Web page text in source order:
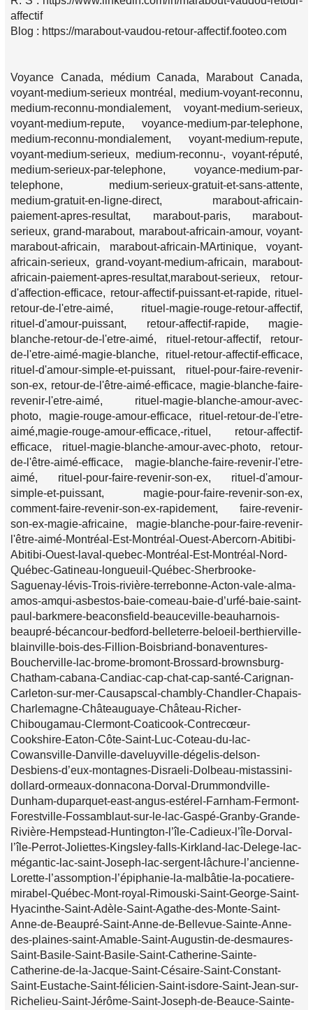
affectif
Blog : https://marabout-vaudou-retour-affectif.footeo.com
Voyance Canada, médium Canada, Marabout Canada,
voyant-medium-serieux montréal, medium-voyant-reconnu,
medium-reconnu-mondialement, voyant-medium-serieux,
voyant-medium-repute, voyance-medium-par-telephone,
medium-reconnu-mondialement, voyant-medium-repute,
voyant-medium-serieux, medium-reconnu-, voyant-réputé,
medium-serieux-par-telephone, voyance-medium-par-
telephone, medium-serieux-gratuit-et-sans-attente,
medium-gratuit-en-ligne-direct, marabout-africain-
paiement-apres-resultat, marabout-paris, marabout-
serieux, grand-marabout, marabout-africain-amour, voyant-
marabout-africain, marabout-africain-MArtinique, voyant-
africain-serieux, grand-voyant-medium-africain, marabout-
africain-paiement-apres-resultat,marabout-serieux, retour-
d'affection-efficace, retour-affectif-puissant-et-rapide, rituel-
retour-de-l'etre-aimé, rituel-magie-rouge-retour-affectif,
rituel-d'amour-puissant, retour-affectif-rapide, magie-
blanche-retour-de-l'etre-aimé, rituel-retour-affectif, retour-
de-l'etre-aimé-magie-blanche, rituel-retour-affectif-efficace,
rituel-d'amour-simple-et-puissant, rituel-pour-faire-revenir-
son-ex, retour-de-l'être-aimé-efficace, magie-blanche-faire-
revenir-l'etre-aimé, rituel-magie-blanche-amour-avec-
photo, magie-rouge-amour-efficace, rituel-retour-de-l'etre-
aimé,magie-rouge-amour-efficace,-rituel, retour-affectif-
efficace, rituel-magie-blanche-amour-avec-photo, retour-
de-l'être-aimé-efficace, magie-blanche-faire-revenir-l'etre-
aimé, rituel-pour-faire-revenir-son-ex, rituel-d'amour-
simple-et-puissant, magie-pour-faire-revenir-son-ex,
comment-faire-revenir-son-ex-rapidement, faire-revenir-
son-ex-magie-africaine, magie-blanche-pour-faire-revenir-
l'être-aimé-Montréal-Est-Montréal-Ouest-Abercorn-Abitibi-
Abitibi-Ouest-laval-quebec-Montréal-Est-Montréal-Nord-
Québec-Gatineau-longueuil-Québec-Sherbrooke-
Saguenay-lévis-Trois-rivière-terrebonne-Acton-vale-alma-
amos-amqui-asbestos-baie-comeau-baie-d’urfé-baie-saint-
paul-barkmere-beaconsfield-beauceville-beauharnois-
beaupré-bécancour-bedford-belleterre-beloeil-berthierville-
blainville-bois-des-Fillion-Boisbriand-bonaventures-
Boucherville-lac-brome-bromont-Brossard-brownsburg-
Chatham-cabana-Candiac-cap-chat-cap-santé-Carignan-
Carleton-sur-mer-Causapscal-chambly-Chandler-Chapais-
Charlemagne-Châteauguaye-Château-Richer-
Chibougamau-Clermont-Coaticook-Contrecœur-
Cookshire-Eaton-Côte-Saint-Luc-Coteau-du-lac-
Cowansville-Danville-daveluyville-dégelis-delson-
Desbiens-d’eux-montagnes-Disraeli-Dolbeau-mistassini-
dollard-ormeaux-donnacona-Dorval-Drummondville-
Dunham-duparquet-east-angus-estérel-Farnham-Fermont-
Forestville-Fossamblaut-sur-le-lac-Gaspé-Granby-Grande-
Rivière-Hempstead-Huntington-l’île-Cadieux-l’île-Dorval-
l’île-Perrot-Joliettes-Kingsley-falls-Kirkland-lac-Delege-lac-
mégantic-lac-saint-Joseph-lac-sergent-lâchure-l’ancienne-
Lorette-l’assomption-l’épiphanie-la-malbâtie-la-pocatiere-
mirabel-Québec-Mont-royal-Rimouski-Saint-George-Saint-
Hyacinthe-Saint-Adèle-Saint-Agathe-des-Monte-Saint-
Anne-de-Beaupré-Saint-Anne-de-Bellevue-Sainte-Anne-
des-plaines-saint-Amable-Saint-Augustin-de-desmaures-
Saint-Basile-Saint-Basile-Saint-Catherine-Sainte-
Catherine-de-la-Jacque-Saint-Césaire-Saint-Constant-
Saint-Eustache-Saint-félicien-Saint-isdore-Saint-Jean-sur-
Richelieu-Saint-Jérôme-Saint-Joseph-de-Beauce-Sainte-